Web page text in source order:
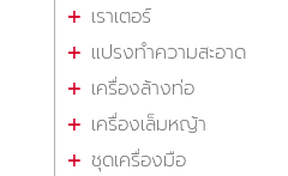
เราเตอร์
แปรงทำความสะอาด
เครื่องล้างท่อ
เครื่องเล็มหญ้า
ชุดเครื่องมือ